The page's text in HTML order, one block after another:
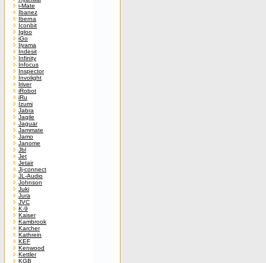
i-Mate
Ibanez
Iberna
Iconbit
Igloo
iGo
Iiyama
Indesit
Infinity
Infocus
Inspector
Involight
Iriver
iRobot
iRu
Izumi
Jabra
Jagile
Jaguar
Jammate
Jamo
Janome
Jbl
Jet
Jetair
Jj-connect
JL-Audio
Johnson
Juki
Jura
JVC
K-9
Kaiser
Kambrook
Karcher
Kathrein
KEF
Kenwood
Kettler
KGB